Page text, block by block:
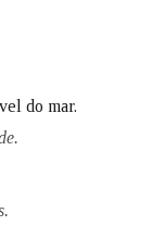
do mar.